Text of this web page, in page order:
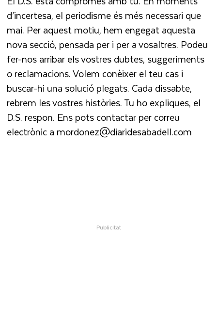
d’incertesa, el periodisme és més necessari que
mai. Per aquest motiu, hem engegat aquesta
nova secció, pensada per i per a vosaltres. Podeu
fer-nos arribar els vostres dubtes, suggeriments
o reclamacions. Volem conèixer el teu cas i
buscar-hi una solució plegats. Cada dissabte,
rebrem les vostres històries. Tu ho expliques, el
D.S. respon. Ens pots contactar per correu
electrònic a mordonez@diaridesabadell.com